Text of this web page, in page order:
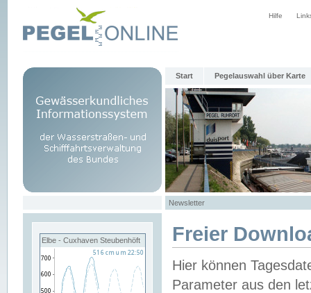
Hilfe
Start Pegelauswahl über Karte
Newsletter
Elbe - Cuxhaven Steubenhöft Freier
Hier können
Parameter aus den